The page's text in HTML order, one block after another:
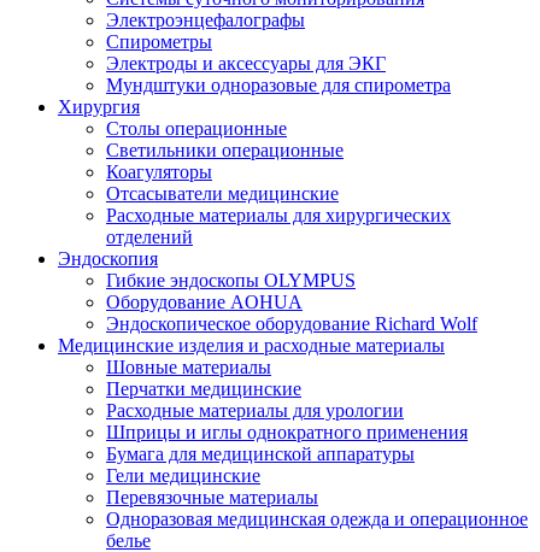
Электроэнцефалографы
Спирометры
Электроды и аксессуары для ЭКГ
Мундштуки одноразовые для спирометра
Хирургия
Столы операционные
Светильники операционные
Коагуляторы
Отсасыватели медицинские
Расходные материалы для хирургических
отделений
Эндоскопия
Гибкие эндоскопы OLYMPUS
Оборудование AOHUA
Эндоскопическое оборудование Richard Wolf
Медицинские изделия и расходные материалы
Шовные материалы
Перчатки медицинские
Расходные материалы для урологии
Шприцы и иглы однократного применения
Бумага для медицинской аппаратуры
Гели медицинские
Перевязочные материалы
Одноразовая медицинская одежда и операционное
белье